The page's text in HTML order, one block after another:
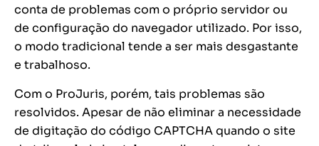
conta de problemas com o próprio servidor ou
de configuração do navegador utilizado. Por isso,
o modo tradicional tende a ser mais desgastante
e trabalhoso.
Com o ProJuris, porém, tais problemas são
resolvidos. Apesar de não eliminar a necessidade
de digitação do código CAPTCHA quando o site